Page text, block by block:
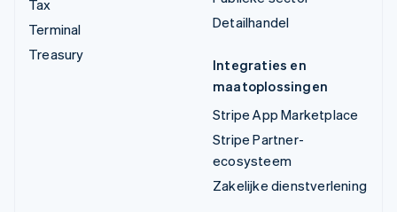
Tax
Terminal
Treasury
Detailhandel
Integraties en
maatoplossingen
Stripe App Marketplace
Stripe Partner-
ecosysteem
Zakelijke dienstverlening